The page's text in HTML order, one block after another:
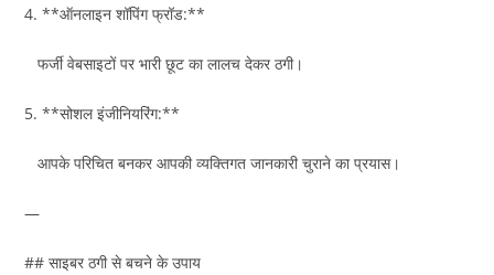
4. **ऑनलाइन शॉपिंग फ्रॉड:**
फर्जी वेबसाइटों पर भारी छूट का लालच देकर ठगी।
5. **सोशल इंजीनियरिंग:**
आपके परिचित बनकर आपकी व्यक्तिगत जानकारी चुराने का प्रयास।
—
## साइबर ठगी से बचने के उपाय